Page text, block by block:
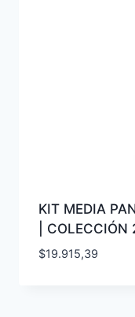
KIT MEDIA
| COLECCIÓN
$19.915,39